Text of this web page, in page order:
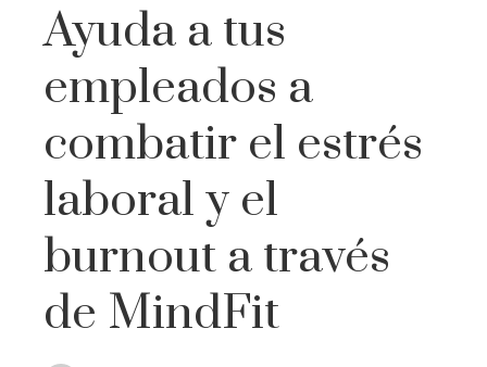
Ayuda a tus
empleados a
combatir el estrés
laboral y el
burnout a través
de MindFit